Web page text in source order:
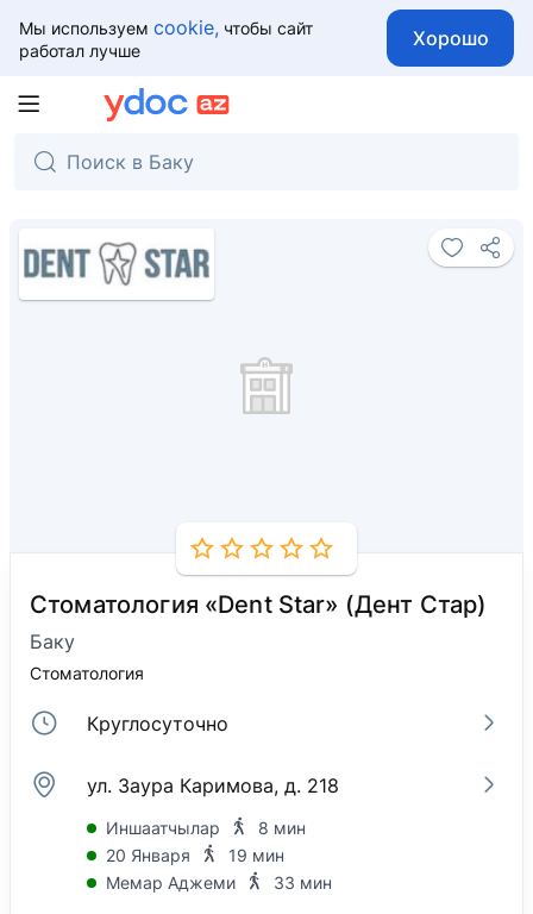
Мы используем cookie, чтобы сайт
работал лучше
Хорошо
Стоматология «Dent Star» (Дент Стар)
Баку
Стоматология
Круглосуточно
ул. Заура Каримова, д. 218
Иншаатчылар
8 мин
20 Января
19 мин
Мемар Аджеми
33 мин